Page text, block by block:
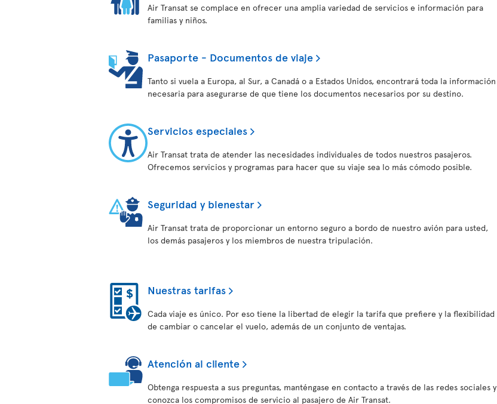
Air Transat se complace en ofrecer una amplia variedad de servicios e información para
familias y niños.
Pasaporte - Documentos de viaje
Tanto si vuela a Europa, al Sur, a Canadá o a Estados Unidos, encontrará toda la información
necesaria para asegurarse de que tiene los documentos necesarios por su destino.
Servicios especiales
Air Transat trata de atender las necesidades individuales de todos nuestros pasajeros.
Ofrecemos servicios y programas para hacer que su viaje sea lo más cómodo posible.
Seguridad y bienestar
Air Transat trata de proporcionar un entorno seguro a bordo de nuestro avión para usted,
los demás pasajeros y los miembros de nuestra tripulación.
Nuestras tarifas
Cada viaje es único. Por eso tiene la libertad de elegir la tarifa que prefiere y la flexibilidad
de cambiar o cancelar el vuelo, además de un conjunto de ventajas.
Atención al cliente
Obtenga respuesta a sus preguntas, manténgase en contacto a través de las redes sociales y
conozca los compromisos de servicio al pasajero de Air Transat.